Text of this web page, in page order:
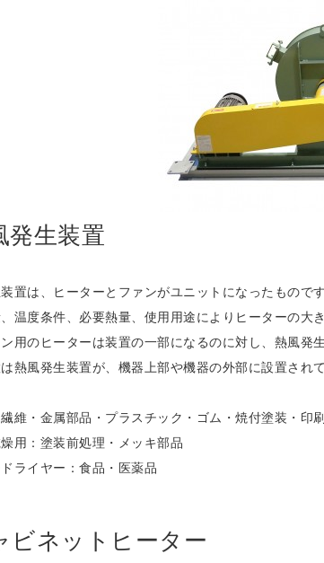
発生装置
置は、ヒーターとファンがユニットになったものです
温度条件、必要熱量、使用用途によりヒーターの大
用のヒーターは装置の一部になるのに対し、熱風発
熱風発生装置が、機器上部や機器の外部に設置され
維・金属部品・プラスチック・ゴム・焼付塗装・印
用：塗装前処理・メッキ部品
ライヤー：食品・医薬品
ビネットヒーター